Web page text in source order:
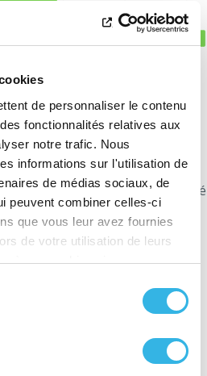
de personnaliser le contenu
fonctionnalités relatives aux
notre trafic. Nous
informations sur l'utilisation de
de médias sociaux, de
peuvent combiner celles-ci
que vous leur avez fournies
de votre utilisation de leurs
à nos cookies si vous
"mètre cube de méthane par
En d'autre terme, cela donne le
de méthane) d’une
n’a qu’une valeur informative.
que ce soit, ne peut être tiré
la transition énergétique et
: